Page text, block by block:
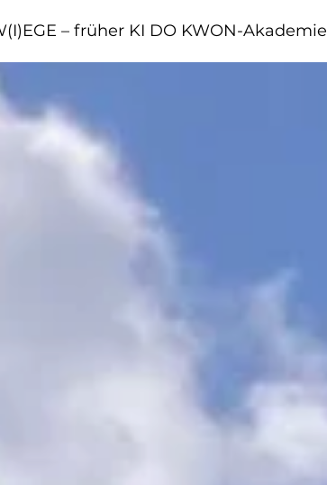
– früher KI DO KWON-Akademie